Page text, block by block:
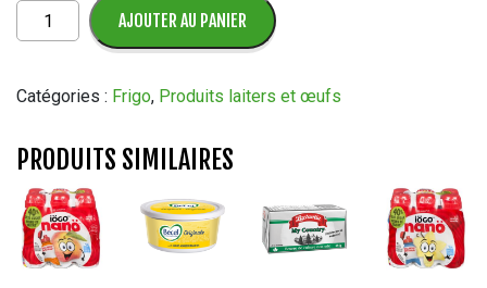
quantité
de
-
%
Vanille
750
g
AJOUTER AU PANIER
Catégories : Frigo, Produits laiters et œufs
PRODUITS SIMILAIRES